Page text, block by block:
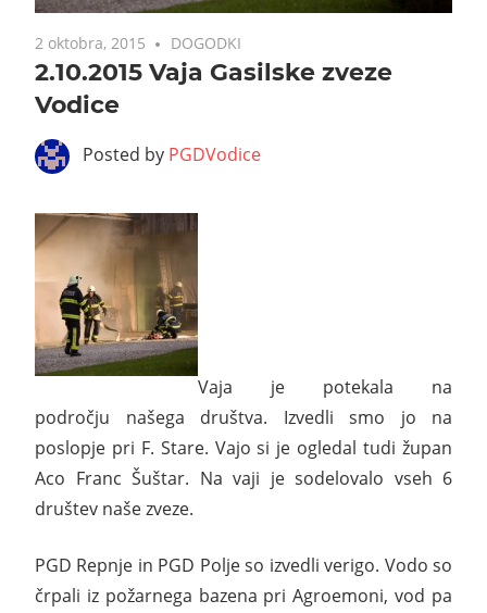
2 oktobra, 2015 DOGODKI
2.10.2015 Vaja Gasilske zveze
Vodice
Posted by PGDVodice
Vaja je potekala na
področju našega društva. Izvedli smo jo na
poslopje pri F. Stare. Vajo si je ogledal tudi župan
Aco Franc Šuštar. Na vaji je sodelovalo vseh 6
društev naše zveze.
PGD Repnje in PGD Polje so izvedli verigo. Vodo so
črpali iz požarnega bazena pri Agroemoni, vod pa